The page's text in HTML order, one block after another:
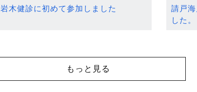
岩木健診に初めて参加しました
請戸
した。
もっと見る